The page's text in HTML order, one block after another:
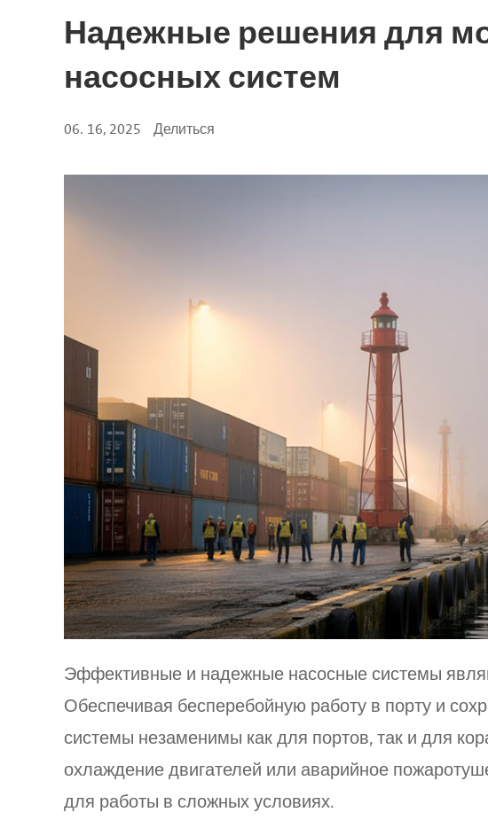
Надежные решения для
насосных систем
06. 16, 2025 Делиться
Эффективные и надежные насосные системы
Обеспечивая бесперебойную работу в порту и
системы незаменимы как для портов, так и для
охлаждение двигателей или аварийное
для работы в сложных условиях.